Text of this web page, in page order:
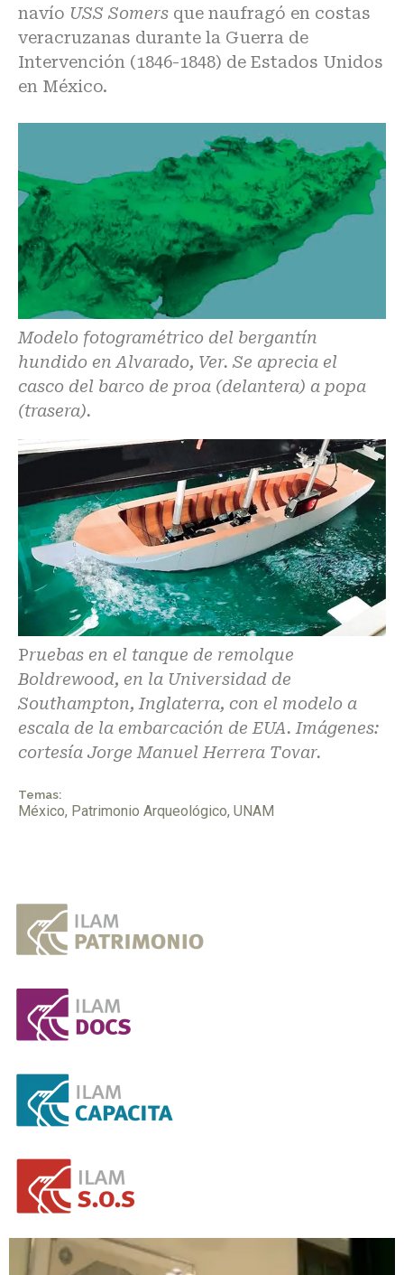
navío USS Somers que naufragó en costas
veracruzanas durante la Guerra de
Intervención (1846-1848) de Estados Unidos
en México.
Modelo fotogramétrico del bergantín
hundido en Alvarado, Ver. Se aprecia el
casco del barco de proa (delantera) a popa
(trasera).
Pruebas en el tanque de remolque
Boldrewood, en la Universidad de
Southampton, Inglaterra, con el modelo a
escala de la embarcación de EUA. Imágenes:
cortesía Jorge Manuel Herrera Tovar.
Temas:
México, Patrimonio Arqueológico, UNAM